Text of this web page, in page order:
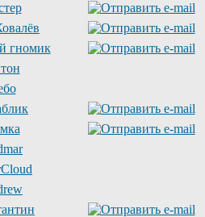
гномик